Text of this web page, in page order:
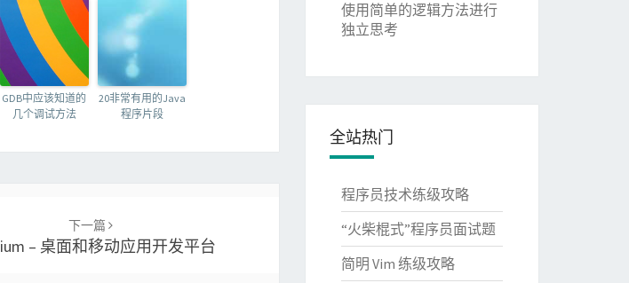
GDB中应该知道的
几个调试方法
20非常有用的Java
程序片段
下一篇
– 桌面和移动应用开发平台
使用简单的逻辑方法进行
独立思考
全站热门
程序员技术练级攻略
“火柴棍式”程序员面试题
简明 Vim 练级攻略